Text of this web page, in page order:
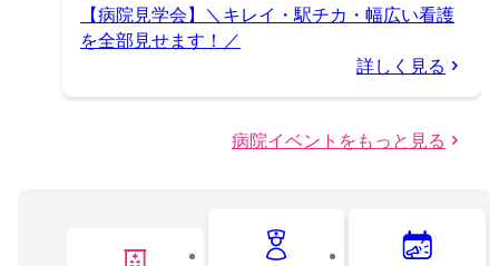
【病院見学会】＼キレイ・駅チカ・幅広い看護
を全部見せます！／
詳しく見る
病院イベントをもっと見る